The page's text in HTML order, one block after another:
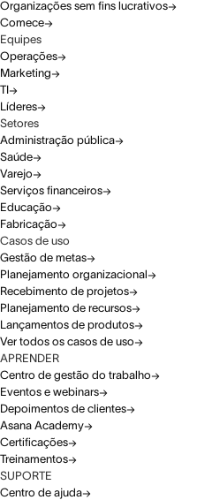
Organizações sem fins lucrativos
Comece
Equipes
Operações
Marketing
TI
Líderes
Setores
Administração pública
Saúde
Varejo
Serviços financeiros
Educação
Fabricação
Casos de uso
Gestão de metas
Planejamento organizacional
Recebimento de projetos
Planejamento de recursos
Lançamentos de produtos
Ver todos os casos de uso
APRENDER
Centro de gestão do trabalho
Eventos e webinars
Depoimentos de clientes
Asana Academy
Certificações
Treinamentos
SUPORTE
Centro de ajuda